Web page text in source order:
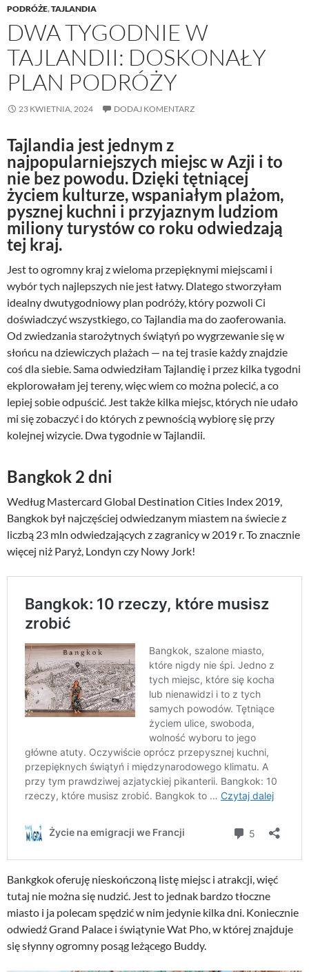
PODRÓŻE,TAJLANDIA
DWA TYGODNIE W
TAJLANDII: DOSKONAŁY
PLAN PODRÓŻY
23 KWIETNIA, 2024 DODAJ KOMENTARZ
Tajlandia jest jednym z
najpopularniejszych miejsc w Azji i to
nie bez powodu. Dzięki tętniącej
życiem kulturze, wspaniałym plażom,
pysznej kuchni i przyjaznym ludziom
miliony turystów co roku odwiedzają
tej kraj.
Jest to ogromny kraj z wieloma przepięknymi miejscami i
wybór tych najlepszych nie jest łatwy. Dlatego stworzyłam
idealny dwutygodniowy plan podróży, który pozwoli Ci
doświadczyć wszystkiego, co Tajlandia ma do zaoferowania.
Od zwiedzania starożytnych świątyń po wygrzewanie się w
słońcu na dziewiczych plażach — na tej trasie każdy znajdzie
coś dla siebie. Sama odwiedziłam Tajlandię i przez kilka tygodni
ekplorowałam jej tereny, więc wiem co można polecić, a co
lepiej sobie odpuścić. Jest także kilka miejsc, których nie udało
mi się zobaczyć i do których z pewnością wybiorę się przy
kolejnej wizycie. Dwa tygodnie w Tajlandii.
Bangkok 2 dni
Według Mastercard Global Destination Cities Index 2019,
Bangkok był najczęściej odwiedzanym miastem na świecie z
liczbą 23 mln odwiedzających z zagranicy w 2019 r. To znacznie
więcej niż Paryż, Londyn czy Nowy Jork!
Bankgkok oferuję nieskończoną listę miejsc i atrakcji, więć
tutaj nie można się nudzić. Jest to jednak bardzo tłoczne
miasto i ja polecam spędzić w nim jedynie kilka dni. Koniecznie
odwiedź Grand Palace i świątynie Wat Pho, w której znajduje
się słynny ogromny posąg leżącego Buddy.